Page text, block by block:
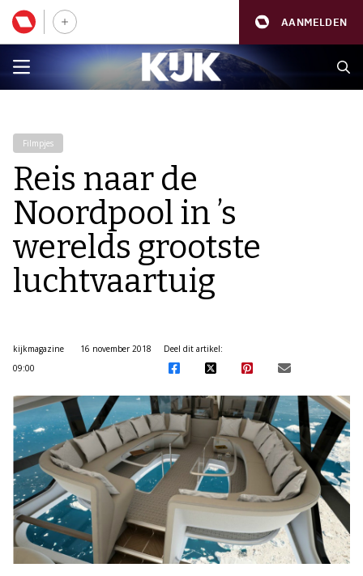
AANMELDEN
Filmpjes
Reis naar de
Noordpool in ’s
werelds grootste
luchtvaartuig
kijkmagazine
16 november 2018
09:00
Deel dit artikel: